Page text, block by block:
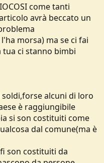
come tanti
avrà beccato un
morsa) ma se ci fai
tua ci stanno bimbi
alcuni di loro
è raggiungibile
si son costituiti come
dal comune(ma è
son costituiti da